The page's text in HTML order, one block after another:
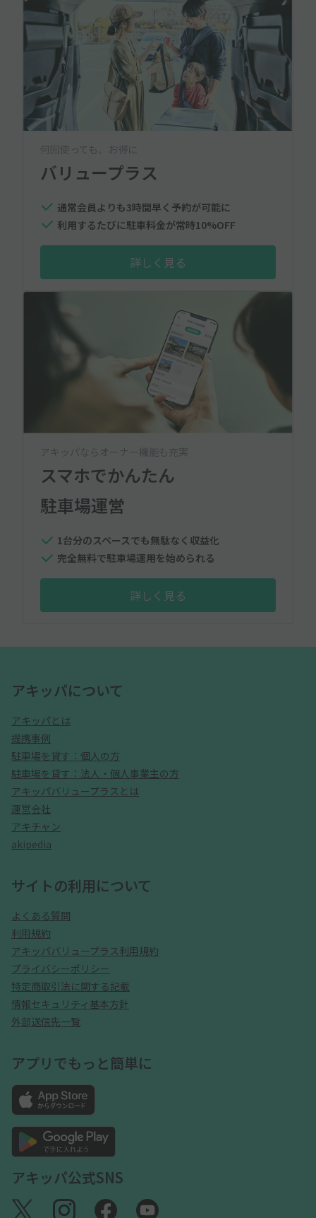
何回使っても、お得に
バリュープラス
通常会員よりも3時間早く予約が可能に
利用するたびに駐車料金が常時10%OFF
詳しく見る
アキッパならオーナー機能も充実
スマホでかんたん
駐車場運営
1台分のスペースでも無駄なく収益化
完全無料で駐車場運用を始められる
詳しく見る
アキッパについて
アキッパとは
提携事例
駐車場を貸す：個人の方
駐車場を貸す：法人・個人事業主の方
アキッパバリュープラスとは
運営会社
アキチャン
akipedia
サイトの利用について
よくある質問
利用規約
アキッパバリュープラス利用規約
プライバシーポリシー
特定商取引法に関する記載
情報セキュリティ基本方針
外部送信先一覧
アプリでもっと簡単に
アキッパ公式SNS